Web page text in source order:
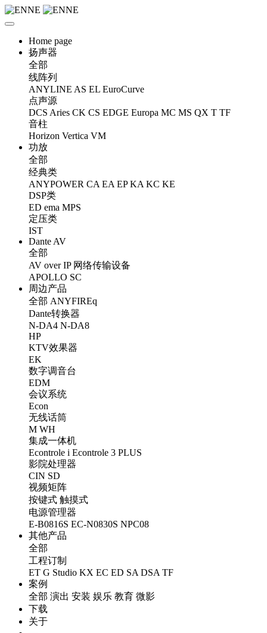
Home page
扬声器
全部
线阵列
ANYLINE AS EL EuroCurve
点声源
DCS Aries CK CS EDGE Europa MC MS QX T TF
音柱
Horizon Vertica VM
功放
全部
经典类
ANYPOWER CA EA EP KA KC KE
DSP类
ED ema MPS
定压类
IST
Dante AV
全部
AV over IP 网络传输设备
APOLLO SC
周边产品
全部 ANYFIREq
Dante转换器
N-DA4 N-DA8
HP
KTV效果器
EK
数字调音台
EDM
会议系统
Econ
无线话筒
M WH
集成一体机
Econtrole i Econtrole 3 PLUS
影院处理器
CIN SD
视频矩阵
按键式 触摸式
电源管理器
E-B0816S EC-N0830S NPC08
其他产品
全部
工程订制
ET G Studio KX EC ED SA DSA TF
案例
全部 演出 安装 娱乐 教育 微影
下载
关于